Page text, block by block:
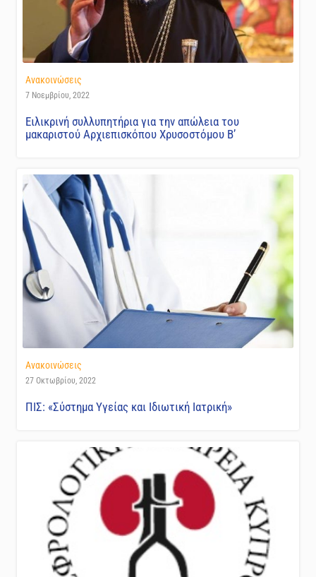
Ανακοινώσεις
7 Νοεμβρίου, 2022
Ειλικρινή συλλυπητήρια για την απώλεια του
μακαριστού Αρχιεπισκόπου Χρυσοστόμου Β’
Ανακοινώσεις
27 Οκτωβρίου, 2022
ΠΙΣ: «Σύστημα Υγείας και Ιδιωτική Ιατρική»